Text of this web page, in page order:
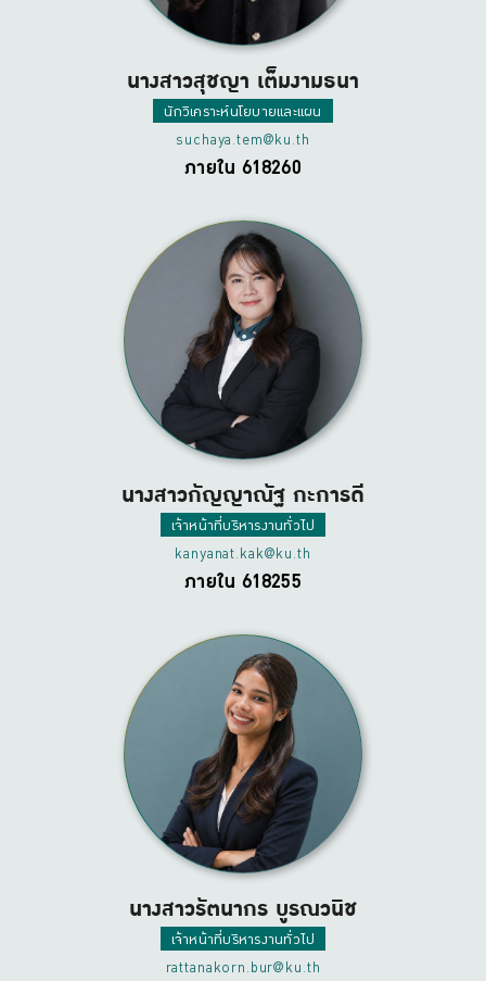
นางสาวสุชญา เต็มงามธนา
นักวิเคราะห์นโยบายและแผน
suchaya.tem@ku.th
ภายใน 618260
นางสาวกัญญาณัฐ กะการดี
เจ้าหน้าที่บริหารงานทั่วไป
kanyanat.kak@ku.th
ภายใน 618255
นางสาวรัตนากร บูรณวนิช
เจ้าหน้าที่บริหารงานทั่วไป
rattanakorn.bur@ku.th